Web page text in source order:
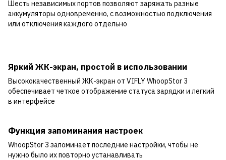
Шесть независимых портов позволяют заряжать разные
аккумуляторы одновременно, с возможностью подключения
или отключения каждого отдельно
Яркий ЖК-экран, простой в использовании
Высококачественный ЖК-экран от VIFLY WhoopStor 3
обеспечивает четкое отображение статуса зарядки и легкий
в интерфейсе
Функция запоминания настроек
WhoopStor 3 запоминает последние настройки, чтобы не
нужно было их повторно устанавливать